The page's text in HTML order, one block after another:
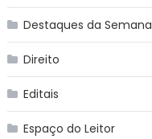
Destaques da Semana
Direito
Editais
Espaço do Leitor